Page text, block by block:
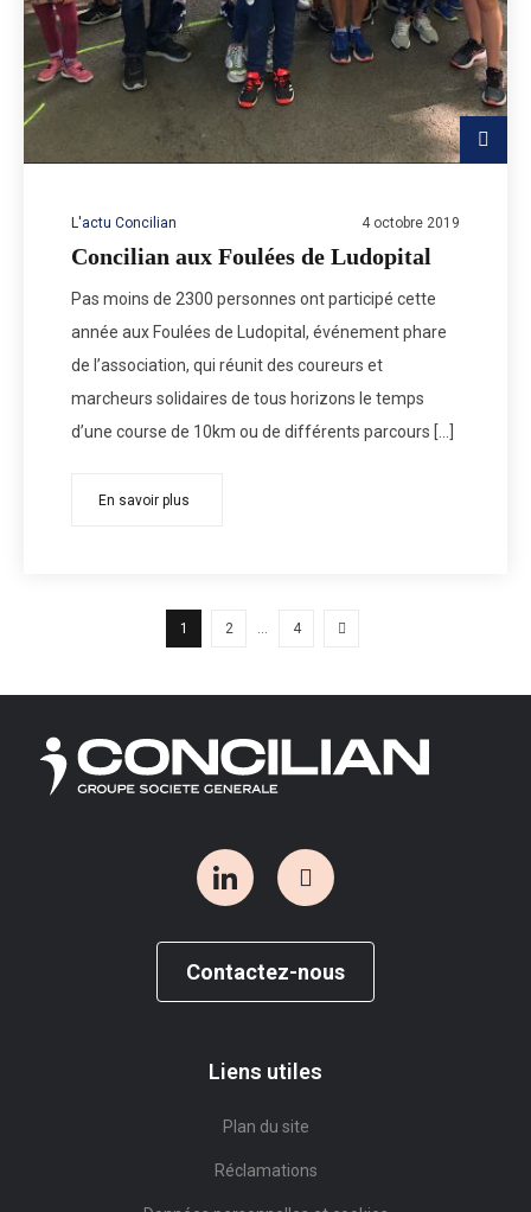
L'actu Concilian 4 octobre 2019
Concilian aux Foulées de Ludopital
Pas moins de 2300 personnes ont participé cette
année aux Foulées de Ludopital, événement phare
de l’association, qui réunit des coureurs et
marcheurs solidaires de tous horizons le temps
d’une course de 10km ou de différents parcours […]
En savoir plus
1 2 … 4
Contactez-nous
Liens utiles
Plan du site
Réclamations